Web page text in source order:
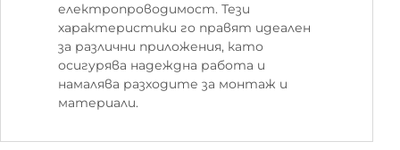
електропроводимост. Тези
характеристики го правят идеален
за различни приложения, като
осигурява надеждна работа и
намалява разходите за монтаж и
материали.